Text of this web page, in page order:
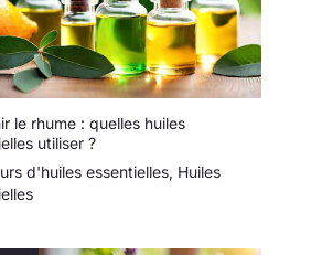
le rhume : quelles huiles
utiliser ?
d'huiles essentielles, Huiles